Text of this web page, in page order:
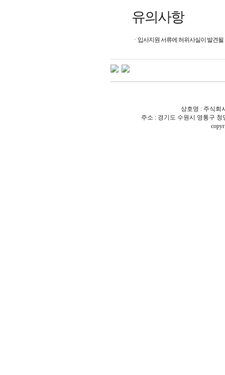
유의사항
ㆍ입사지원 서류에 허위사실이 발견
상호명 : 주식회
주소 : 경기도 수원시 영통구 청